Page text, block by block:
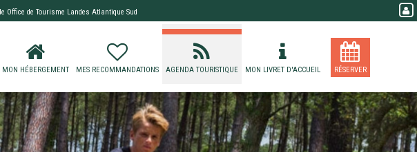
Office de Tourisme Landes Atlantique Sud
MON HÉBERGEMENT MES RECOMMANDATIONS AGENDA TOURISTIQUE MON LIVRET D'ACCUEIL RÉSERVER